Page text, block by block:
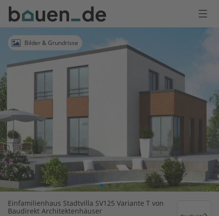
Bauen
Logo
AnmeldenBilder & Grundrisse
Einfamilienhaus Stadtvilla SV125 Variante T von
Baudirekt Architektenhäuser